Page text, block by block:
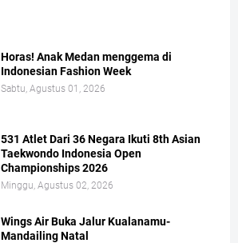
Horas! Anak Medan menggema di
Indonesian Fashion Week
Sabtu, Agustus 01, 2026
531 Atlet Dari 36 Negara Ikuti 8th Asian
Taekwondo Indonesia Open
Championships 2026
Minggu, Agustus 02, 2026
Wings Air Buka Jalur Kualanamu-
Mandailing Natal